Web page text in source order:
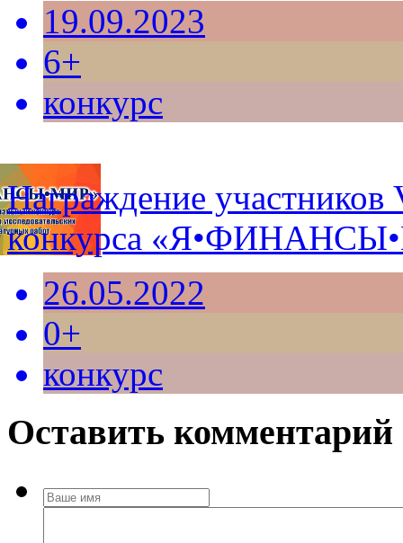
19.09.2023
6+
конкурс
Награждение
конкурса
26.05.2022
0+
конкурс
Оставить комментарий